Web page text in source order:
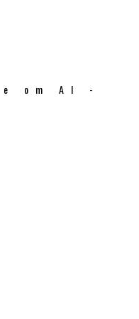
om AI -